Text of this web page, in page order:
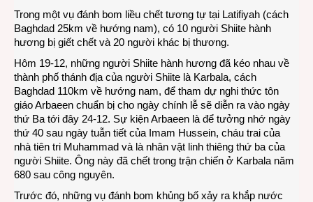
Trong một vụ đánh bom liều chết tương tự tại Latifiyah (cách
Baghdad 25km về hướng nam), có 10 người Shiite hành
hương bị giết chết và 20 người khác bị thương.
Hôm 19-12, những người Shiite hành hương đã kéo nhau về
thành phố thánh địa của người Shiite là Karbala, cách
Baghdad 110km về hướng nam, để tham dự nghi thức tôn
giáo Arbaeen chuẩn bị cho ngày chính lễ sẽ diễn ra vào ngày
thứ Ba tới đây 24-12. Sự kiện Arbaeen là để tưởng nhớ ngày
thứ 40 sau ngày tuẫn tiết của Imam Hussein, cháu trai của
nhà tiên tri Muhammad và là nhân vật linh thiêng thứ ba của
người Shiite. Ông này đã chết trong trận chiến ở Karbala năm
680 sau công nguyên.
Trước đó, những vụ đánh bom khủng bố xảy ra khắp nước